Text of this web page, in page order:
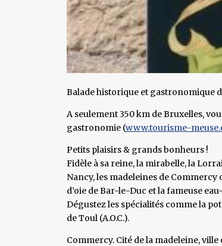
Balade historique et gastronomique
A seulement 350 km de Bruxelles,
gastronomie (www.tourisme-
Petits plaisirs & grands bonheurs !
Fidèle à sa reine, la mirabelle, la
Nancy, les madeleines de
d’oie de Bar-le-Duc et la fameuse
Dégustez les spécialités comme la
de Toul (A.O.C.).
Commercy. Cité de la madeleine,